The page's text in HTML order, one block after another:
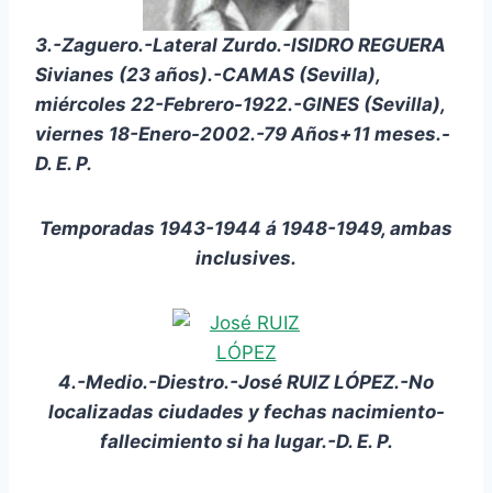
3.-Zaguero.-Lateral Zurdo.-ISIDRO REGUERA
Sivianes (23 años).-CAMAS (Sevilla),
miércoles 22-Febrero-1922.-GINES (Sevilla),
viernes 18-Enero-2002.-79 Años+11 meses.-
D. E. P.
Temporadas 1943-1944 á 1948-1949, ambas
inclusives.
4.-Medio.-Diestro.-José RUIZ LÓPEZ.-No
localizadas ciudades y fechas nacimiento-
fallecimiento si ha lugar.-D. E. P.